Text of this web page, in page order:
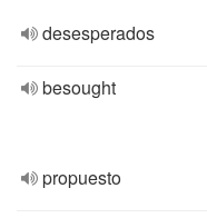
desesperados
besought
propuesto